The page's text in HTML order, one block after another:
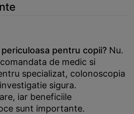
pentru copii? Nu.
de medic si
specializat, colonoscopia
sigura.
iar beneficiile
sunt importante.